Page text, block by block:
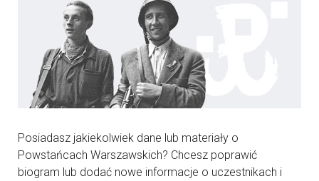
Posiadasz jakiekolwiek dane lub materiały o
Powstańcach Warszawskich? Chcesz poprawić
biogram lub dodać nowe informacje o uczestnikach i